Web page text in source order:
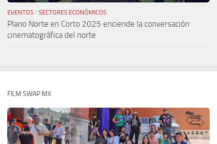
EVENTOS / SECTORES ECONÓMICOS
Plano Norte en Corto 2025 enciende la conversación
cinematográfica del norte
FILM SWAP MX